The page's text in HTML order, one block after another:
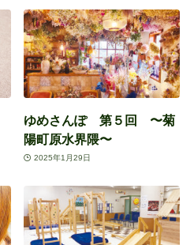
ゆめさんぽ 第５回 〜菊
陽町原水界隈〜
2025年1月29日